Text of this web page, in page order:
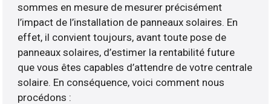
sommes en mesure de mesurer précisément
l’impact de l’installation de panneaux solaires. En
effet, il convient toujours, avant toute pose de
panneaux solaires, d’estimer la rentabilité future
que vous êtes capables d’attendre de votre centrale
solaire. En conséquence, voici comment nous
procédons :